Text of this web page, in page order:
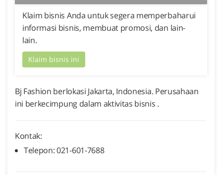
Klaim bisnis Anda untuk segera memperbaharui
informasi bisnis, membuat promosi, dan lain-
lain.
Klaim bisnis ini
Bj Fashion berlokasi Jakarta, Indonesia. Perusahaan
ini berkecimpung dalam aktivitas bisnis .
Kontak:
Telepon: 021-601-7688